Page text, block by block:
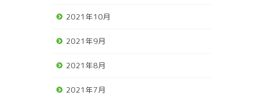
2021年10月
2021年9月
2021年8月
2021年7月